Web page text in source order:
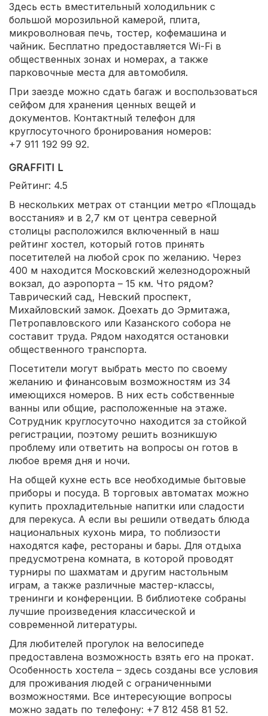
Здесь есть вместительный холодильник с
большой морозильной камерой, плита,
микроволновая печь, тостер, кофемашина и
чайник. Бесплатно предоставляется Wi-Fi в
общественных зонах и номерах, а также
парковочные места для автомобиля.
При заезде можно сдать багаж и воспользоваться
сейфом для хранения ценных вещей и
документов. Контактный телефон для
круглосуточного бронирования номеров:
+7 911 192 99 92.
GRAFFITI L
Рейтинг: 4.5
В нескольких метрах от станции метро «Площадь
восстания» и в 2,7 км от центра северной
столицы расположился включенный в наш
рейтинг хостел, который готов принять
посетителей на любой срок по желанию. Через
400 м находится Московский железнодорожный
вокзал, до аэропорта – 15 км. Что рядом?
Таврический сад, Невский проспект,
Михайловский замок. Доехать до Эрмитажа,
Петропавловского или Казанского собора не
составит труда. Рядом находятся остановки
общественного транспорта.
Посетители могут выбрать место по своему
желанию и финансовым возможностям из 34
имеющихся номеров. В них есть собственные
ванны или общие, расположенные на этаже.
Сотрудник круглосуточно находится за стойкой
регистрации, поэтому решить возникшую
проблему или ответить на вопросы он готов в
любое время дня и ночи.
На общей кухне есть все необходимые бытовые
приборы и посуда. В торговых автоматах можно
купить прохладительные напитки или сладости
для перекуса. А если вы решили отведать блюда
национальных кухонь мира, то поблизости
находятся кафе, рестораны и бары. Для отдыха
предусмотрена комната, в которой проводят
турниры по шахматам и другим настольным
играм, а также различные мастер-классы,
тренинги и конференции. В библиотеке собраны
лучшие произведения классической и
современной литературы.
Для любителей прогулок на велосипеде
предоставлена возможность взять его на прокат.
Особенность хостела – здесь созданы все условия
для проживания людей с ограниченными
возможностями. Все интересующие вопросы
можно задать по телефону: +7 812 458 81 52.